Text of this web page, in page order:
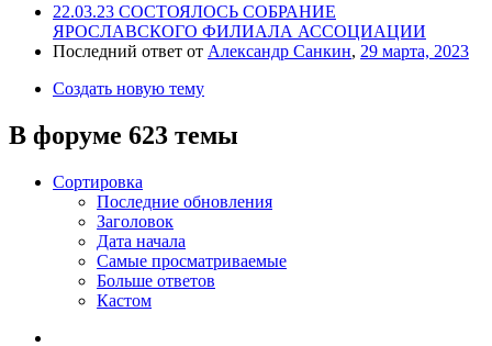
22.03.23 СОСТОЯЛОСЬ СОБРАНИЕ
ЯРОСЛАВСКОГО ФИЛИАЛА АССОЦИАЦИИ
Последний ответ от Александр Санкин, 29 марта, 2023
Создать новую тему
В форуме 623 темы
Сортировка
Последние обновления
Заголовок
Дата начала
Самые просматриваемые
Больше ответов
Кастом